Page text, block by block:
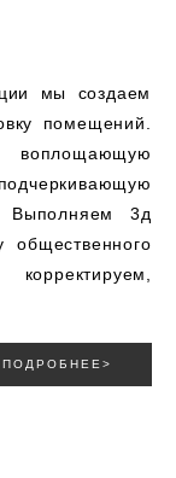
мы создаем
помещений.
воплощающую
Выполняем 3д
общественного
ПОДРОБНЕЕ>